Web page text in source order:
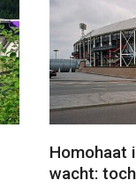
Homohaat
wacht: